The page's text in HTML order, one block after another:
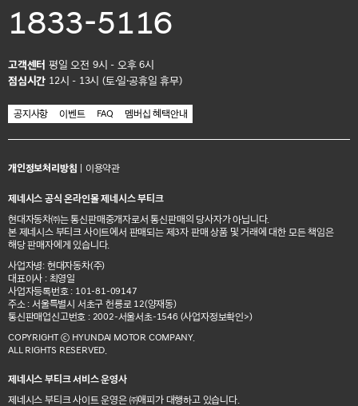
1833-5116
고객센터 평일 오전 9시 - 오후 6시
점심시간 12시 - 13시 (토·일·공휴일 휴무)
공지사항 이벤트 FAQ 멤버십 혜택안내
개인정보처리방침 이용약관
제네시스 공식 온라인몰 제네시스 부티크
현대자동차㈜는 통신판매중개자로서 통신판매의 당사자가 아닙니다.
본 제네시스 부티크 사이트에서 판매되는 제3자 판매 상품 및 거래에 대한 모든 책임은
해당 판매자에게 있습니다.
사업자명: 현대자동차(주)
대표이사 : 최영일
사업자등록번호 : 101-81-09147
주소 : 서울특별시 서초구 헌릉로 12(양재동)
통신판매업신고번호 : 2002-서울서초-1546 (사업자정보확인>)
COPYRIGHT ⓒ HYUNDAI MOTOR COMPANY.
ALL RIGHTS RESERVED.
제네시스 부티크 서비스 운영사
제네시스 부티크 사이트 운영은 ㈜애피가 대행하고 있습니다.